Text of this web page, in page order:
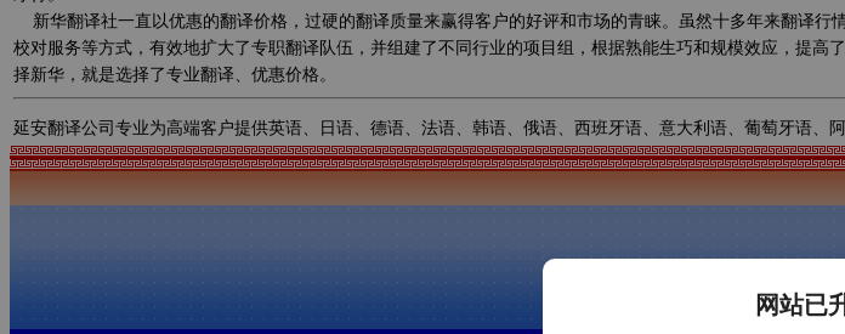
新华翻译社一直以优惠的翻译价格，过硬的翻译质量来赢得客户的好评和市场的青睐。虽然十多年来翻译
校对服务等方式，有效地扩大了专职翻译队伍，并组建了不同行业的项目组，根据熟能生巧和规模效应，提
择新华，就是选择了专业翻译、优惠价格。
延安翻译公司专业为高端客户提供英语、日语、德语、法语、韩语、俄语、西班牙语、意大利语、葡萄牙语、
网站已